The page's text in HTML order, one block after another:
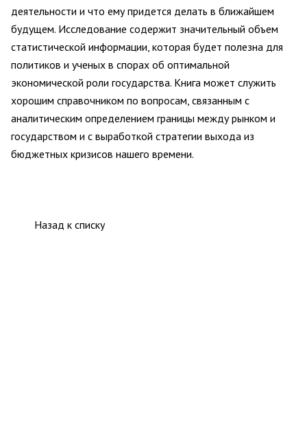
деятельности и что ему придется делать в ближайшем
будущем. Исследование содержит значительный объем
статистической информации, которая будет полезна для
политиков и ученых в спорах об оптимальной
экономической роли государства. Книга может служить
хорошим справочником по вопросам, связанным с
аналитическим определением границы между рынком и
государством и с выработкой стратегии выхода из
бюджетных кризисов нашего времени.
Назад к списку